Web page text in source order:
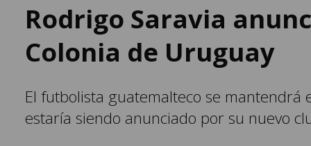
Rodrigo Saravia
Colonia de Uruguay
El futbolista guatemalteco se
estaría siendo anunciado por su nuevo